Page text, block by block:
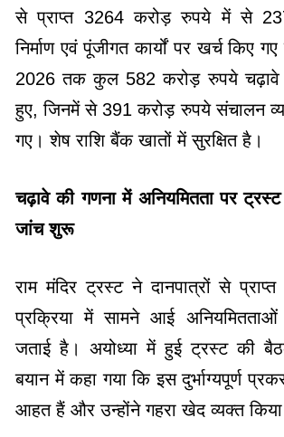
से प्राप्त 3264 करोड़ रुपये में से
निर्माण एवं पूंजीगत कार्यों पर खर्च किए
2026 तक कुल 582 करोड़ रुपये चढ़ावे
हुए, जिनमें से 391 करोड़ रुपये संचालन
गए। शेष राशि बैंक खातों में सुरक्षित है।
चढ़ावे की गणना में अनियमितता पर
जांच शुरू
राम मंदिर ट्रस्ट ने दानपात्रों से
प्रक्रिया में सामने आई अनियमितताओं
जताई है। अयोध्या में हुई ट्रस्ट की
बयान में कहा गया कि इस दुर्भाग्यपूर्ण
आहत हैं और उन्होंने गहरा खेद व्यक्त